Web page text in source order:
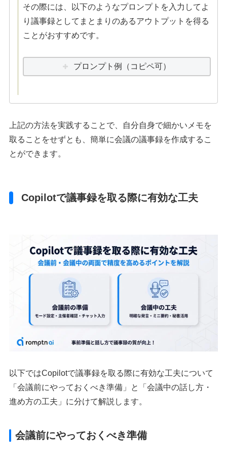
その際には、以下のようなプロンプトを入力してよ
り議事録としてまとまりのあるアウトプットを得る
ことがおすすめです。
プロンプト例（コピペ可）
上記の方法を実践することで、自分自身で細かいメモを
取ることをせずとも、簡単に会議の議事録を作成するこ
とができます。
Copilotで議事録を取る際に有効な工夫
以下ではCopilotで議事録を取る際に有効な工夫について
「会議前にやっておくべき準備」と「会議中の話し方・
進め方の工夫」に分けて解説します。
会議前にやっておくべき準備